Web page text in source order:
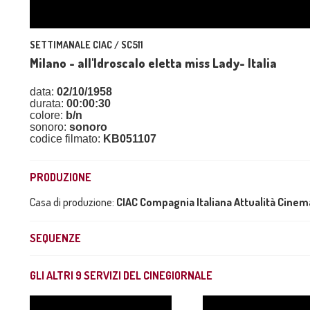
SETTIMANALE CIAC / SC511
Milano - all'Idroscalo eletta miss Lady- Italia
data: 02/10/1958
durata: 00:00:30
colore: b/n
sonoro: sonoro
codice filmato: KB051107
PRODUZIONE
Casa di produzione: CIAC Compagnia Italiana Attualità
SEQUENZE
GLI ALTRI 9 SERVIZI DEL CINEGIORNALE